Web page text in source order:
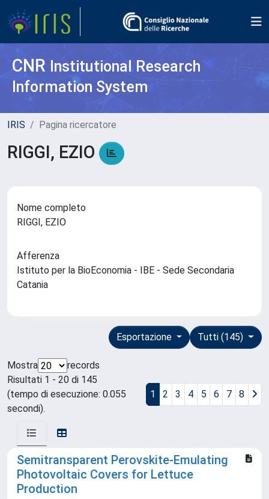
CNR Institutional Research
Information System
IRIS Pagina ricercatore
RIGGI, EZIO
Nome completo
RIGGI, EZIO
Afferenza
Istituto per la BioEconomia - IBE - Sede Secondaria
Catania
Tutti (145)
Esportazione
Mostra
records
Risultati 1 - 20 di 145
(tempo di esecuzione: 0.055
secondi).
1 2 3 4 5 6 7 8
Semitransparent Perovskite-Emulating
Photovoltaic Covers for Lettuce
Production